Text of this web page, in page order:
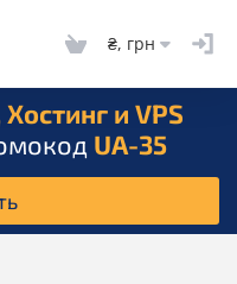
₴, грн
и VPS
UA-35